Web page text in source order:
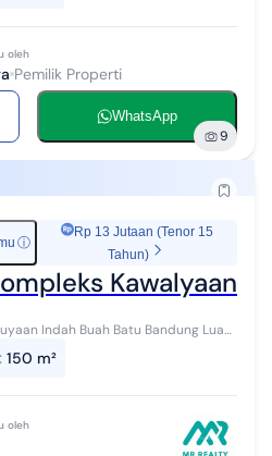
oleh
Pemilik Properti
WhatsApp
9
ⓘ
Rp 13 Jutaan (Tenor 15
Tahun)
Kawalyaan
Indah Buah Batu Bandung Luas
:
: 150 m²
oleh